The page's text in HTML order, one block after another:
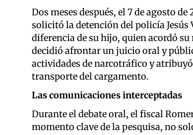
Dos meses después, el 7 de agosto
solicitó la detención del policía Jesús
diferencia de su hijo, quien acordó
decidió afrontar un juicio oral y
actividades de narcotráfico y
transporte del cargamento.
Las comunicaciones interceptadas
Durante el debate oral, el fiscal
momento clave de la pesquisa, no